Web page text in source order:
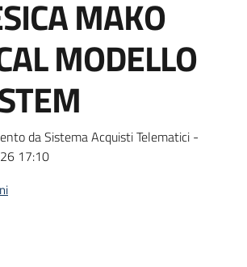
MAKO
MODELLO
da Sistema Acquisti Telematici -
17:10